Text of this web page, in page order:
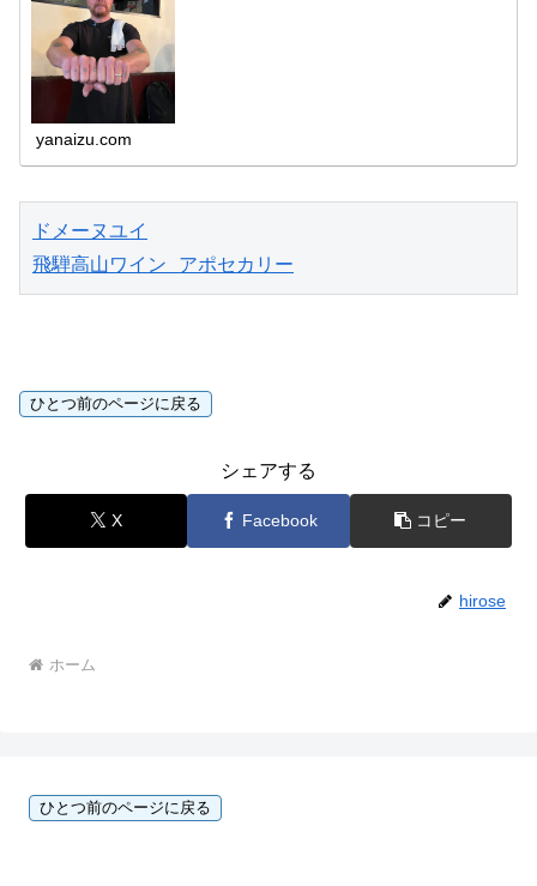
yanaizu.com
ドメーヌユイ
飛騨高山ワイン アポセカリー
シェアする
X Facebook コピー
hirose
ホーム